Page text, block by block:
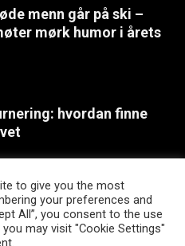
menn går på ski –
mørk humor i årets
hvordan finne
og
for sommerferien
to give you the most
your preferences and
All”, you consent to the use
may visit "Cookie Settings"